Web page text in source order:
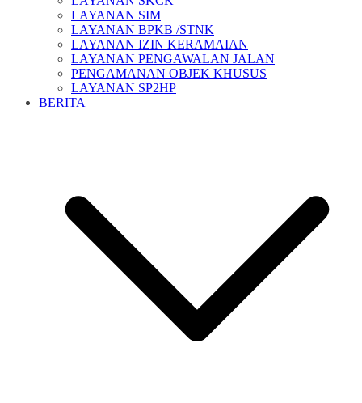
LAYANAN SIM
LAYANAN BPKB /STNK
LAYANAN IZIN KERAMAIAN
LAYANAN PENGAWALAN JALAN
PENGAMANAN OBJEK KHUSUS
LAYANAN SP2HP
BERITA